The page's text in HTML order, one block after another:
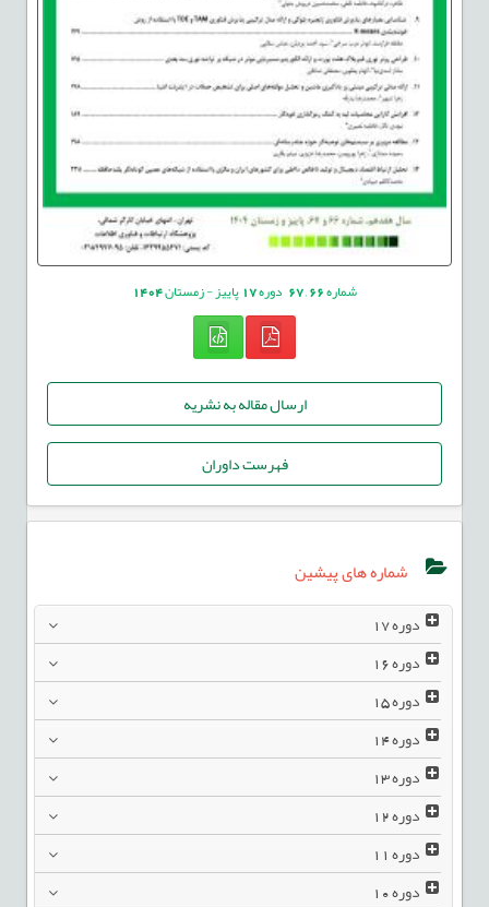
شماره66
,
67 دوره17پاییز - زمستان1404
ارسال مقاله به نشریه
فهرست داوران
شماره های پیشین
دوره17
دوره16
دوره15
دوره14
دوره13
دوره12
دوره11
دوره10